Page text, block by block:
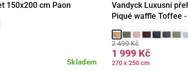
Do košíku
150x200 cm Paon
Skladem
Vandyck Luxusní
Piqué waffle Toffee
2 499 Kč
1 999 Kč
270 x 250 cm